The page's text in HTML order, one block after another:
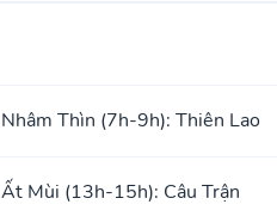
Nhâm Thìn (7h-9h): Thiên Lao
Ất Mùi (13h-15h): Câu Trận